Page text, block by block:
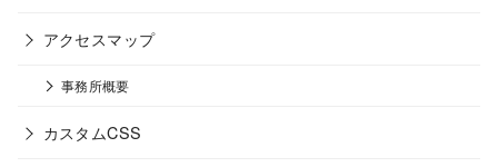
アクセスマップ
事務所概要
カスタムCSS